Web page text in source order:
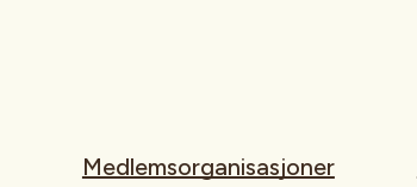
Medlemsorganisasjoner